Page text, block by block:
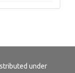
under